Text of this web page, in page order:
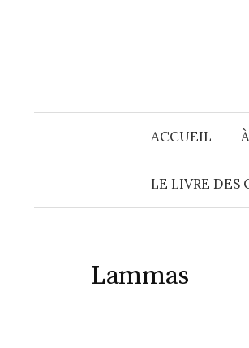
ACCUEIL
LE LIVRE DES
Lammas